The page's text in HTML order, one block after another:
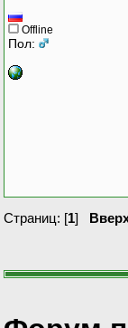
Offline
Пол:
Страниц: [1]